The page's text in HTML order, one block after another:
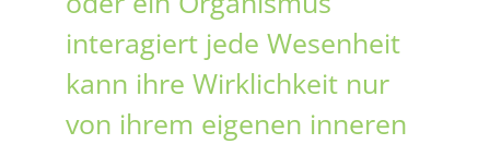
interagiert jede Wesenheit
kann ihre Wirklichkeit nur
von ihrem eigenen inneren